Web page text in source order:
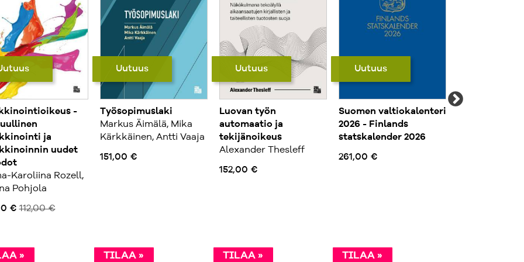
-
ja
uudet
Karoliina Rozell,
Pohjola
€112,00 €
»
Uutuus
Työsopimuslaki
Markus Äimälä, Mika
Kärkkäinen, Antti Vaaja
151,00 €
TILAA »
Uutuus
Luovan työn
automaatio ja
tekijänoikeus
Alexander Thesleff
152,00 €
TILAA »
Uutuus
Suomen valtiokalenteri
2026 - Finlands
statskalender 2026
261,00 €
TILAA »